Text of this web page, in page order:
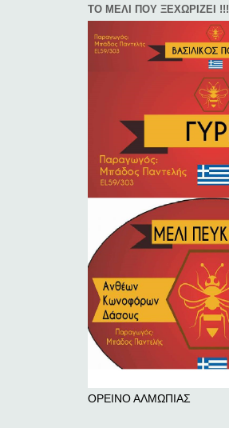
ΤΟ ΜΕΛΙ ΠΟΥ ΞΕΧΩΡΙΖΕΙ !!!
ΟΡΕΙΝΟ ΑΛΜΩΠΙΑΣ